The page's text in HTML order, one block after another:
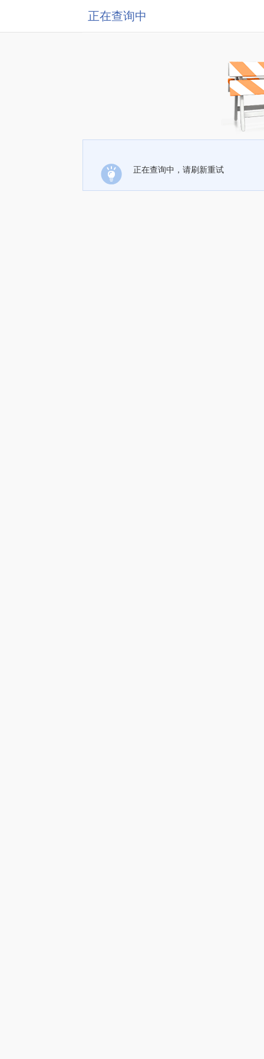
正在查询中
正在查询中，请刷新重试